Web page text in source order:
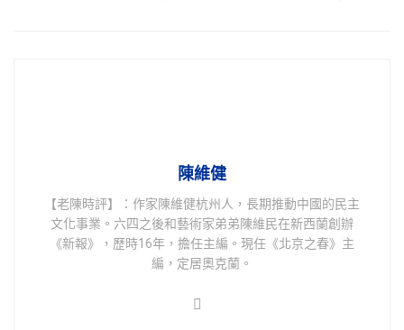
陳維健
【老陳時評】：作家陳維健杭州人，長期推動中國的民主
文化事業。六四之後和藝術家弟弟陳維民在新西蘭創辦
《新報》，歷時16年，擔任主編。現任《北京之春》主
編，定居奧克蘭。